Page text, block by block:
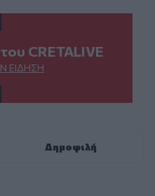
CRETALIVE
ΕΊΔΗΣΗ
Δημοφιλή